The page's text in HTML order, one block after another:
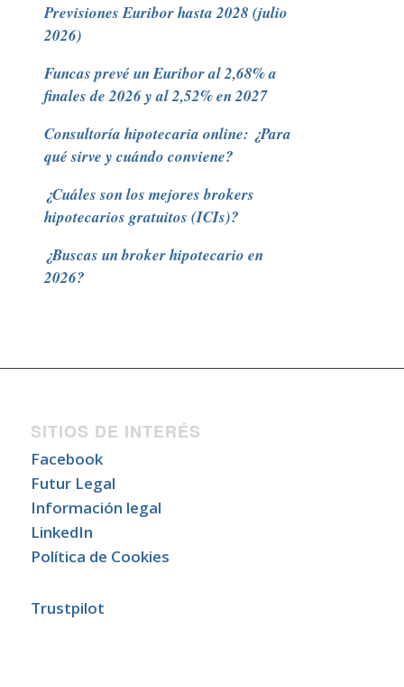
Previsiones Euribor hasta 2028 (julio
2026)
Funcas prevé un Euribor al 2,68% a
finales de 2026 y al 2,52% en 2027
Consultoría hipotecaria online: ¿Para
qué sirve y cuándo conviene?
¿Cuáles son los mejores brokers
hipotecarios gratuitos (ICIs)?
¿Buscas un broker hipotecario en
2026?
SITIOS DE INTERÉS
Facebook
Futur Legal
Información legal
LinkedIn
Política de Cookies
Trustpilot